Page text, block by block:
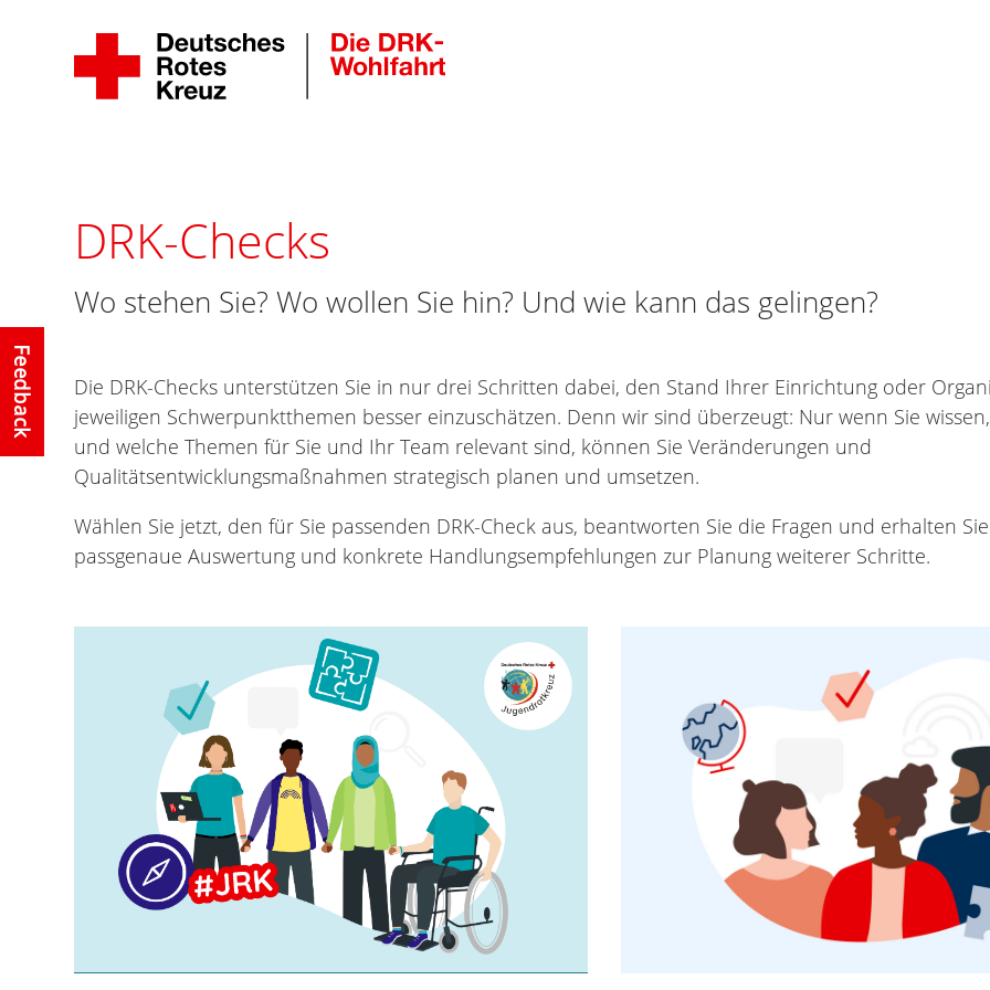
DRK-Checks
Wo stehen Sie? Wo wollen Sie hin? Und wie kann das gelingen?
Die DRK-Checks unterstützen Sie in nur drei Schritten dabei, den Stand Ihrer Einrichtung oder
jeweiligen Schwerpunktthemen besser einzuschätzen. Denn wir sind überzeugt: Nur wenn Sie
und welche Themen für Sie und Ihr Team relevant sind, können Sie Veränderungen und
Qualitätsentwicklungsmaßnahmen strategisch planen und umsetzen.
Wählen Sie jetzt, den für Sie passenden DRK-Check aus, beantworten Sie die Fragen und erhalten
passgenaue Auswertung und konkrete Handlungsempfehlungen zur Planung weiterer Schritte.
Feedback